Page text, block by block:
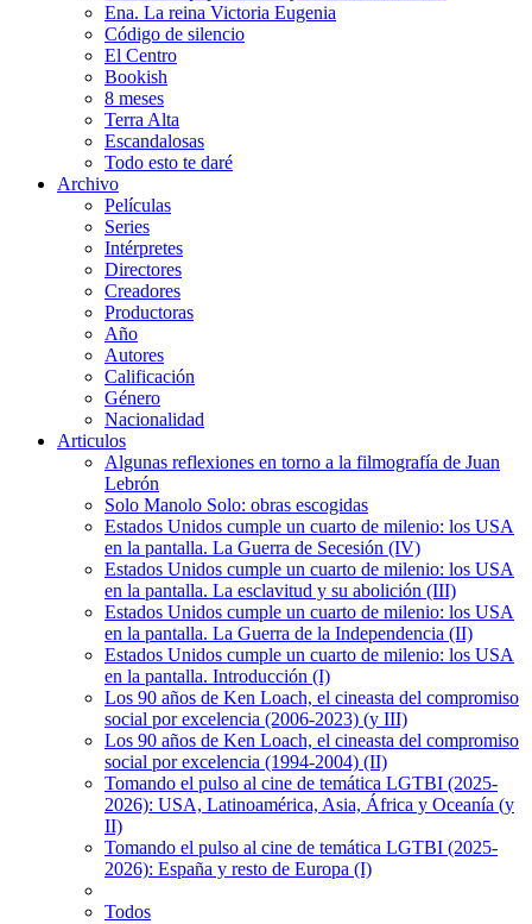
Ena. La reina Victoria Eugenia
Código de silencio
El Centro
Bookish
8 meses
Terra Alta
Escandalosas
Todo esto te daré
Archivo
Películas
Series
Intérpretes
Directores
Creadores
Productoras
Año
Autores
Calificación
Género
Nacionalidad
Articulos
Algunas reflexiones en torno a la filmografía de Juan
Lebrón
Solo Manolo Solo: obras escogidas
Estados Unidos cumple un cuarto de milenio: los USA
en la pantalla. La Guerra de Secesión (IV)
Estados Unidos cumple un cuarto de milenio: los USA
en la pantalla. La esclavitud y su abolición (III)
Estados Unidos cumple un cuarto de milenio: los USA
en la pantalla. La Guerra de la Independencia (II)
Estados Unidos cumple un cuarto de milenio: los USA
en la pantalla. Introducción (I)
Los 90 años de Ken Loach, el cineasta del compromiso
social por excelencia (2006-2023) (y III)
Los 90 años de Ken Loach, el cineasta del compromiso
social por excelencia (1994-2004) (II)
Tomando el pulso al cine de temática LGTBI (2025-
2026): USA, Latinoamérica, Asia, África y Oceanía (y
II)
Tomando el pulso al cine de temática LGTBI (2025-
2026): España y resto de Europa (I)
Todos